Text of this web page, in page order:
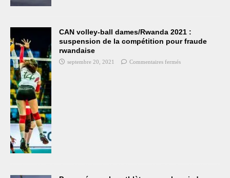
CAN volley-ball dames/Rwanda 2021 :
suspension de la compétition pour fraude
rwandaise
septembre 20, 2021 Commentaires fermés